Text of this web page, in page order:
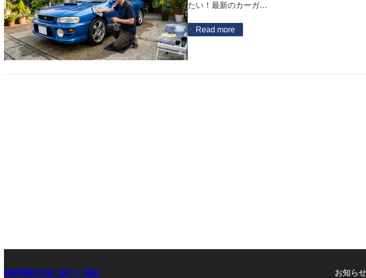
たい！最新のカーガ…
Read more
特定商取引法に基づく表記 お知らせ